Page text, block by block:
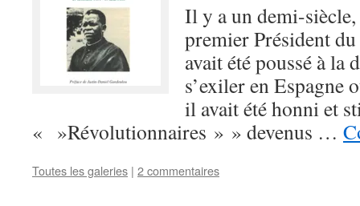
Il y a un demi-
premier Président
avait été poussé à la
s’exiler en
il avait été honni et
« »Révolutionnaires » » devenus …
Toutes les galeries | 2 commentaires